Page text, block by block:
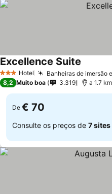
3 EstrelasHotel Banheiras de imersão
Excellence Suite
8,2 Muito boa 3.319 a 1.7
De € 70
Consulte os preços de 7 sites